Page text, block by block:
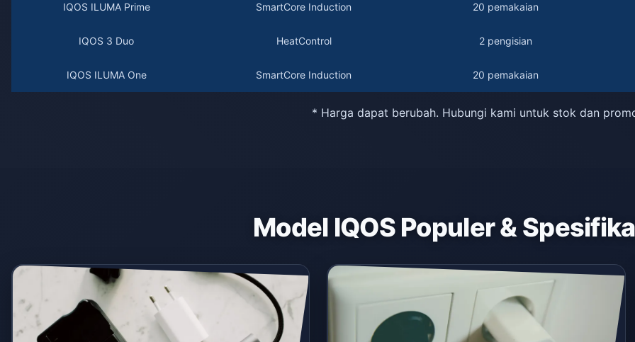
IQOS ILUMA Prime SmartCore Induction 20 pemakaian
IQOS 3 Duo HeatControl 2 pengisian
IQOS ILUMA One SmartCore Induction 20 pemakaian
* Harga dapat berubah. Hubungi kami untuk stok dan
Model IQOS Populer &